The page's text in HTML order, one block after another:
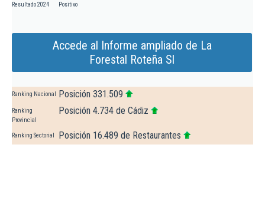
Resultado 2024 Positivo
Accede al Informe ampliado de La
Forestal Roteña Sl
Ranking Nacional Posición 331.509
Ranking
Provincial
Posición 4.734 de Cádiz
Ranking Sectorial Posición 16.489 de Restaurantes